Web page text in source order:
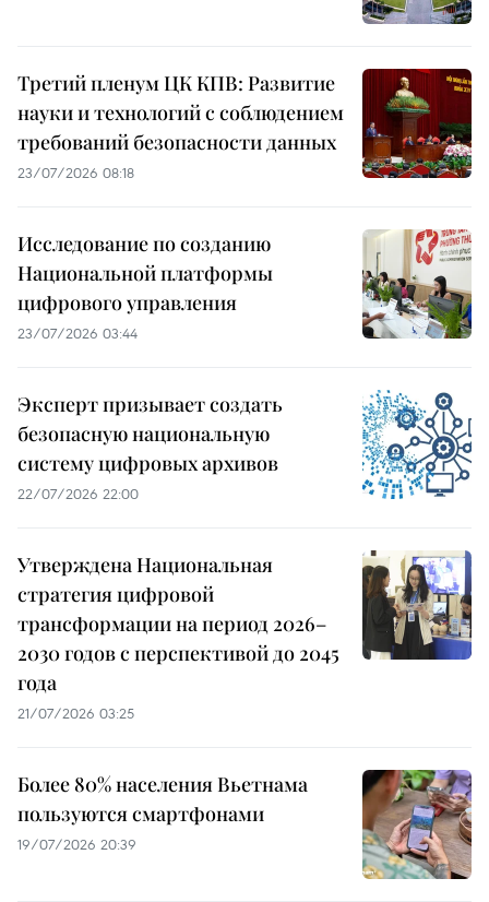
Третий пленум ЦК КПВ: Развитие
науки и технологий с соблюдением
требований безопасности данных
23/07/2026 08:18
Исследование по созданию
Национальной платформы
цифрового управления
23/07/2026 03:44
Эксперт призывает создать
безопасную национальную
систему цифровых архивов
22/07/2026 22:00
Утверждена Национальная
стратегия цифровой
трансформации на период 2026–
2030 годов с перспективой до 2045
года
21/07/2026 03:25
Более 80% населения Вьетнама
пользуются смартфонами
19/07/2026 20:39